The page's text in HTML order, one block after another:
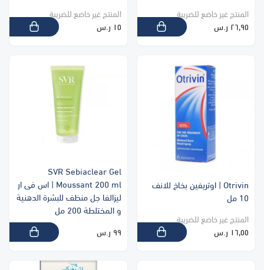
المنتج غير خاضع للضريبة
٢٦٫٩٥ ر.س
المنتج غير خاضع للضريبة
١٥ ر.س
Otrivin | اوتريفين بخاخ للانف
10 مل
المنتج غير خاضع للضريبة
١٦٫٥٥ ر.س
SVR Sebiaclear Gel
Moussant 200 ml | اس فى ار
ليزالفا جل منظف للبشرة الدهنية
و المختلطة 200 مل
٩٩ ر.س